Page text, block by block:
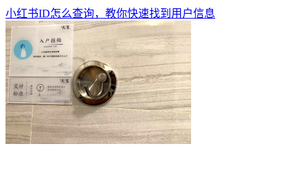
小红书ID怎么查询，教你快速找到用户信息